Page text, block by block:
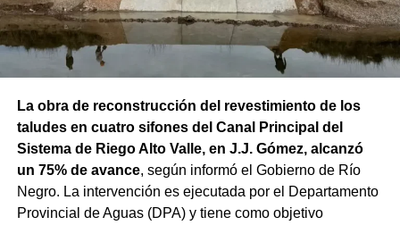
La obra de reconstrucción del revestimiento de los
taludes en cuatro sifones del Canal Principal del
Sistema de Riego Alto Valle, en J.J. Gómez, alcanzó
un 75% de avance, según informó el Gobierno de Río
Negro. La intervención es ejecutada por el Departamento
Provincial de Aguas (DPA) y tiene como objetivo